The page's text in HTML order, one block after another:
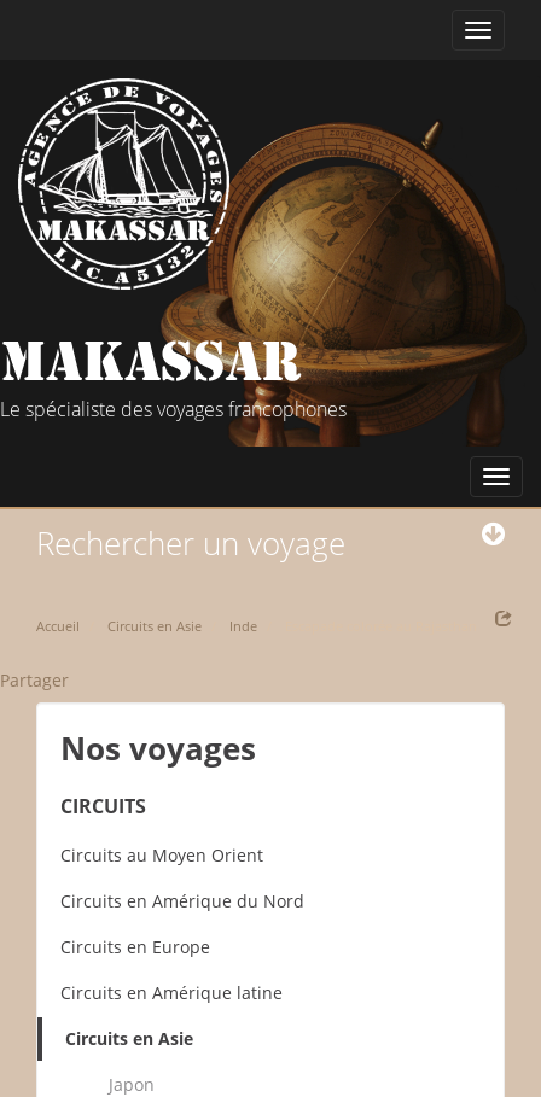
Le spécialiste des voyages francophones
Rechercher un voyage
Accueil Circuits en Asie Inde
Partager
Nos voyages
CIRCUITS
Circuits au Moyen Orient
Circuits en Amérique du Nord
Circuits en Europe
Circuits en Amérique latine
Circuits en Asie
Japon